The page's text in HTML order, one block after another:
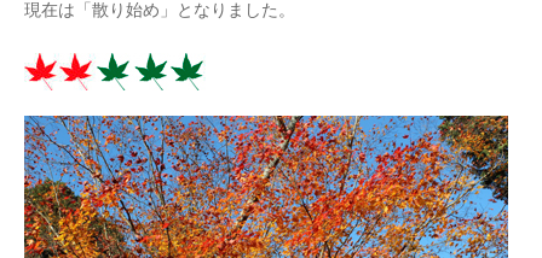
現在は「散り始め」となりました。